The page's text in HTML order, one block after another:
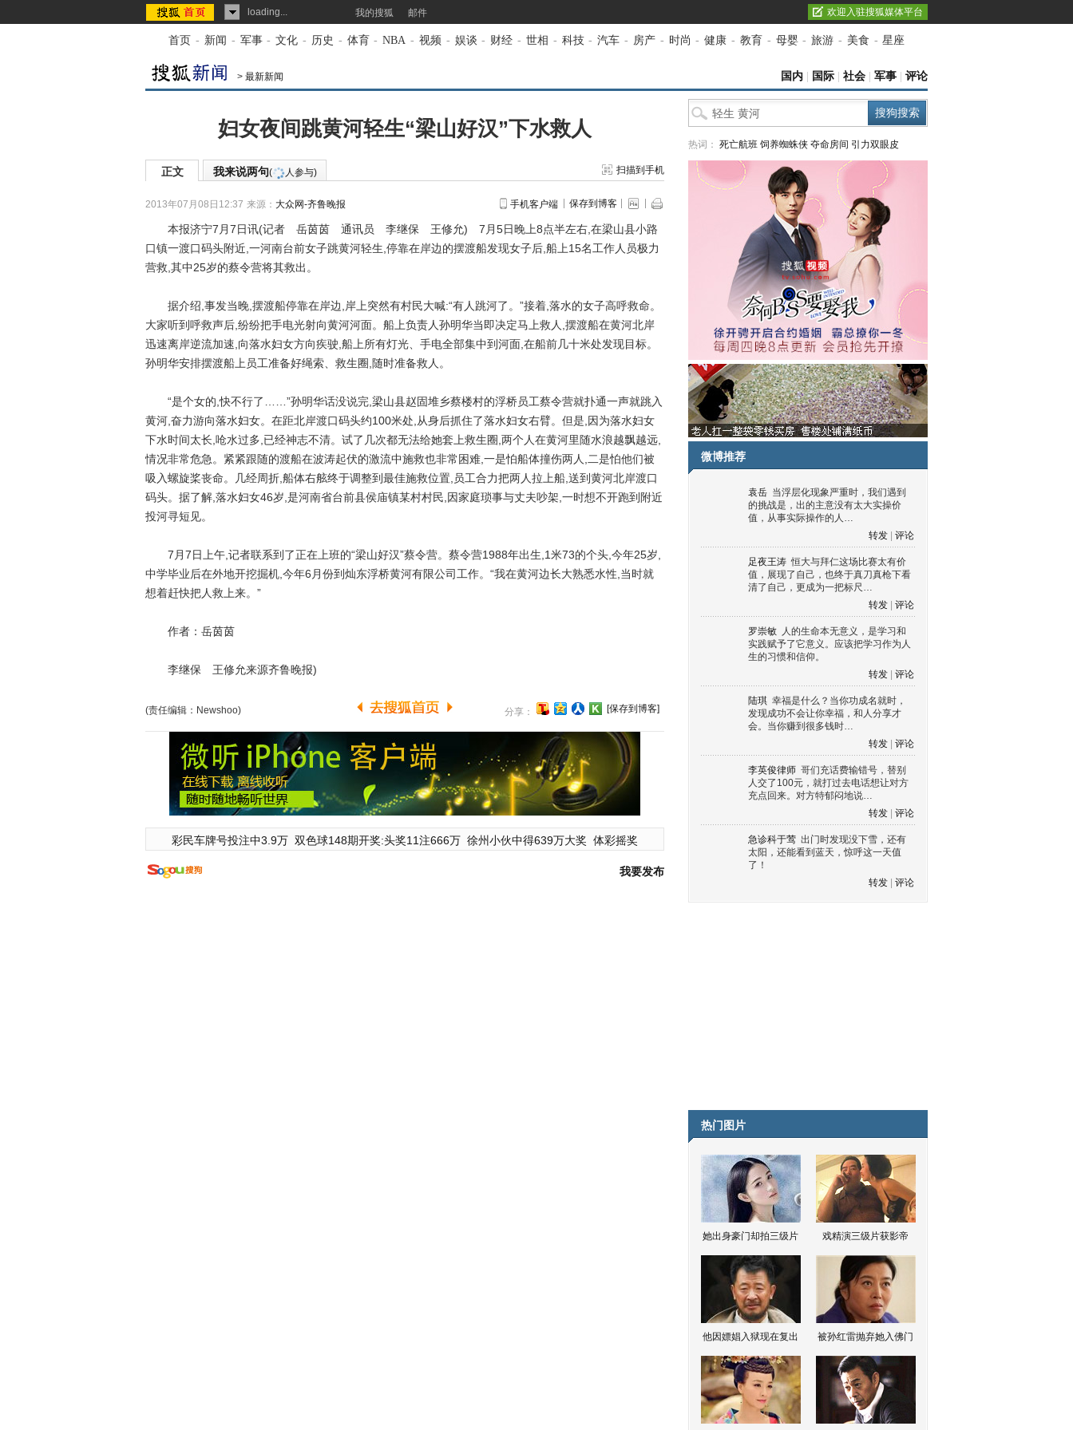
loading... 我的搜狐 邮件 欢迎入驻搜狐媒体平台
首页 - 新闻 - 军事 - 文化 - 历史 - 体育 - NBA - 视频 - 娱谈 - 财经 - 世相 - 科技 - 汽车 - 房产 - 时尚 - 健康 - 教育 - 母婴 - 旅游 - 美食 - 星座
> 最新新闻 国内 国际 社会 军事 评论
妇女夜间跳黄河轻生“梁山好汉”下水救人
正文 我来说两句( 人参与) 扫描到手机
2013年07月08日12:37 来源： 大众网-齐鲁晚报 手机客户端 保存到博客
本报济宁7月7日讯(记者 岳茵茵 通讯员 李继保 王修允) 7月5日晚上8点半左右,在梁山县小路
口镇一渡口码头附近,一河南台前女子跳黄河轻生,停靠在岸边的摆渡船发现女子后,船上15名工作人员极力
营救,其中25岁的蔡令营将其救出。
据介绍,事发当晚,摆渡船停靠在岸边,岸上突然有村民大喊:“有人跳河了。”接着,落水的女子高呼救命。
大家听到呼救声后,纷纷把手电光射向黄河河面。船上负责人孙明华当即决定马上救人,摆渡船在黄河北岸
迅速离岸逆流加速,向落水妇女方向疾驶,船上所有灯光、手电全部集中到河面,在船前几十米处发现目标。
孙明华安排摆渡船上员工准备好绳索、救生圈,随时准备救人。
“是个女的,快不行了……”孙明华话没说完,梁山县赵固堆乡蔡楼村的浮桥员工蔡令营就扑通一声就跳入
黄河,奋力游向落水妇女。在距北岸渡口码头约100米处,从身后抓住了落水妇女右臂。但是,因为落水妇女
下水时间太长,呛水过多,已经神志不清。试了几次都无法给她套上救生圈,两个人在黄河里随水浪越飘越远,
情况非常危急。紧紧跟随的渡船在波涛起伏的激流中施救也非常困难,一是怕船体撞伤两人,二是怕他们被
吸入螺旋桨丧命。几经周折,船体右舷终于调整到最佳施救位置,员工合力把两人拉上船,送到黄河北岸渡口
码头。据了解,落水妇女46岁,是河南省台前县侯庙镇某村村民,因家庭琐事与丈夫吵架,一时想不开跑到附近
投河寻短见。
7月7日上午,记者联系到了正在上班的“梁山好汉”蔡令营。蔡令营1988年出生,1米73的个头,今年25岁,
中学毕业后在外地开挖掘机,今年6月份到灿东浮桥黄河有限公司工作。“我在黄河边长大熟悉水性,当时就
想着赶快把人救上来。”
作者：岳茵茵
李继保 王修允来源齐鲁晚报)
(责任编辑：Newshoo) 分享： [保存到博客]
彩民车牌号投注中3.9万 双色球148期开奖:头奖11注666万 徐州小伙中得639万大奖 体彩摇奖
我要发布
热词： 死亡航班 饲养蜘蛛侠 夺命房间 引力双眼皮
微博推荐
袁岳 当浮层化现象严重时，我们遇到
的挑战是，出的主意没有太大实操价
值，从事实际操作的人…
转发
评论
足夜王涛 恒大与拜仁这场比赛太有价
值，展现了自己，也终于真刀真枪下看
清了自己，更成为一把标尺…
转发
评论
罗崇敏 人的生命本无意义，是学习和
实践赋予了它意义。应该把学习作为人
生的习惯和信仰。
转发
评论
陆琪 幸福是什么？当你功成名就时，
发现成功不会让你幸福，和人分享才
会。当你赚到很多钱时…
转发
评论
李英俊律师 哥们充话费输错号，替别
人交了100元，就打过去电话想让对方
充点回来。对方特郁闷地说…
转发
评论
急诊科于莺 出门时发现没下雪，还有
太阳，还能看到蓝天，惊呼这一天值
了！
转发
评论
热门图片
她出身豪门却拍三级片 戏精演三级片获影帝
他因嫖娼入狱现在复出 被孙红雷抛弃她入佛门